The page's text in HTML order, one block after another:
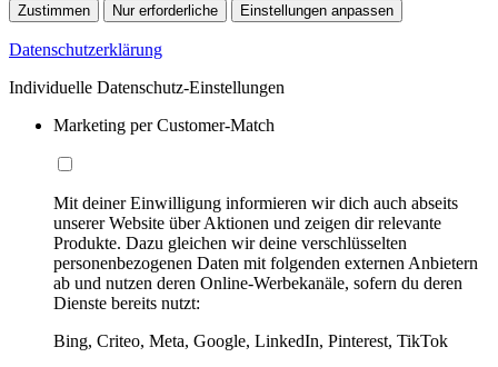
Zustimmen Nur erforderliche Einstellungen anpassen
Datenschutzerklärung
Individuelle Datenschutz-Einstellungen
Marketing per Customer-Match
Mit deiner Einwilligung informieren wir dich auch abseits
unserer Website über Aktionen und zeigen dir relevante
Produkte. Dazu gleichen wir deine verschlüsselten
personenbezogenen Daten mit folgenden externen Anbietern
ab und nutzen deren Online-Werbekanäle, sofern du deren
Dienste bereits nutzt:
Bing, Criteo, Meta, Google, LinkedIn, Pinterest, TikTok